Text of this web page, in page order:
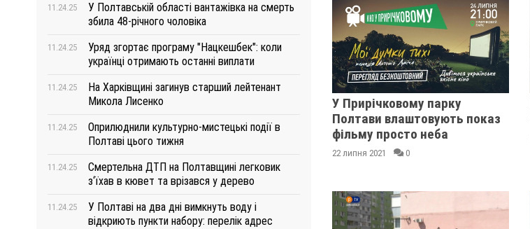
11.24.25
У Полтавській області вантажівка на смерть
збила 48-річного чоловіка
11.24.25
Уряд згортає програму "Нацкешбек": коли
українці отримають останні виплати
11.24.25
На Харківщині загинув старший лейтенант
Микола Лисенко
11.24.25
Оприлюднили культурно-мистецькі події в
Полтаві цього тижня
11.24.25
Смертельна ДТП на Полтавщині легковик
з‘їхав в кювет та врізався у дерево
11.24.25
У Полтаві на два дні вимкнуть воду і
відкриють пункти набору: перелік адрес
У Прирічковому парку
Полтави влаштовують показ
фільму просто неба
22 липня 2021 0